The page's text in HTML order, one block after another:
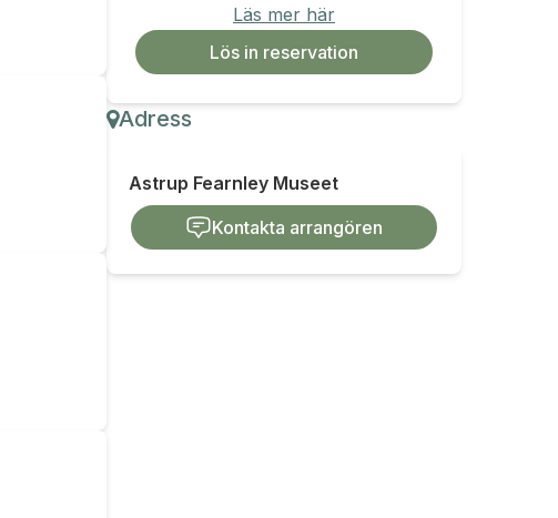
Läs mer här
Lös in reservation
Adress
Astrup Fearnley Museet
Kontakta arrangören